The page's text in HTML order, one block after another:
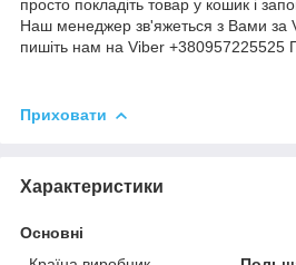
просто покладіть товар у кошик і
Наш менеджер зв'яжеться з Вами за
пишіть нам на Viber +380957225525
Приховати
Характеристики
Основні